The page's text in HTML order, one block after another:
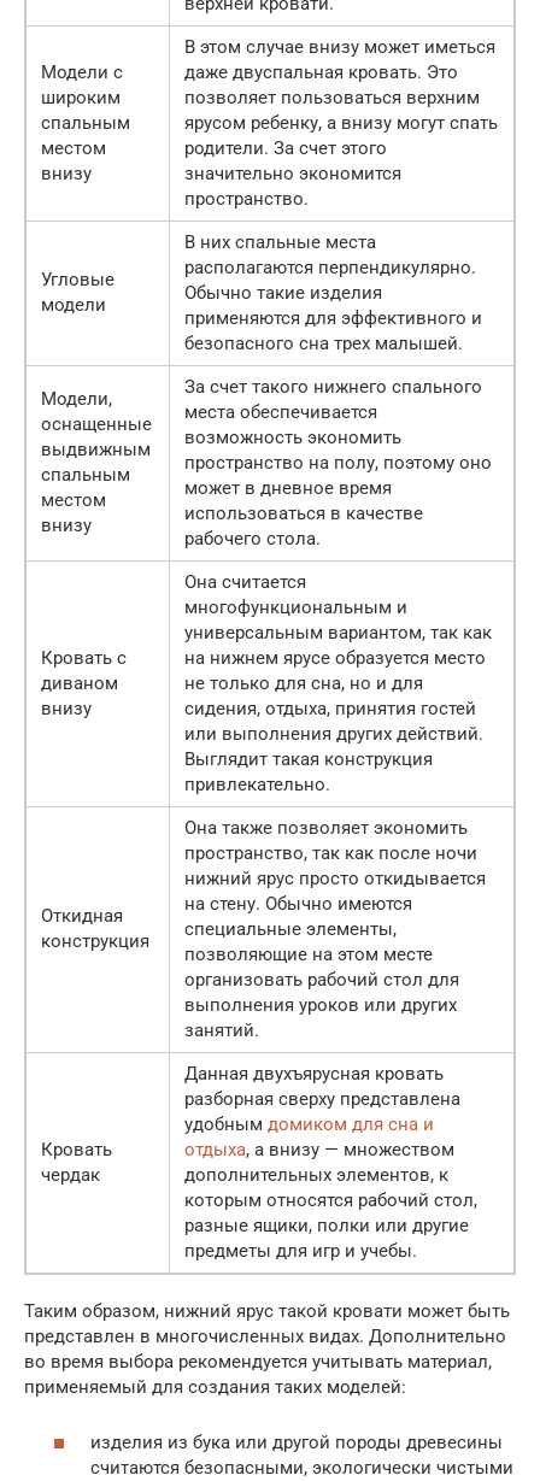
Модели с
широким
спальным
местом
внизу
В этом случае внизу может иметься
даже двуспальная кровать. Это
позволяет пользоваться верхним
ярусом ребенку, а внизу могут спать
родители. За счет этого
значительно экономится
пространство.
Угловые
модели
В них спальные места
располагаются перпендикулярно.
Обычно такие изделия
применяются для эффективного и
безопасного сна трех малышей.
Модели,
оснащенные
выдвижным
спальным
местом
внизу
За счет такого нижнего спального
места обеспечивается
возможность экономить
пространство на полу, поэтому оно
может в дневное время
использоваться в качестве
рабочего стола.
Кровать с
диваном
внизу
Она считается
многофункциональным и
универсальным вариантом, так как
на нижнем ярусе образуется место
не только для сна, но и для
сидения, отдыха, принятия гостей
или выполнения других действий.
Выглядит такая конструкция
привлекательно.
Откидная
конструкция
Она также позволяет экономить
пространство, так как после ночи
нижний ярус просто откидывается
на стену. Обычно имеются
специальные элементы,
позволяющие на этом месте
организовать рабочий стол для
выполнения уроков или других
занятий.
Кровать
чердак
Данная двухъярусная кровать
разборная сверху представлена
удобным домиком для сна и
отдыха, а внизу — множеством
дополнительных элементов, к
которым относятся рабочий стол,
разные ящики, полки или другие
предметы для игр и учебы.
Таким образом, нижний ярус такой кровати может быть
представлен в многочисленных видах. Дополнительно
во время выбора рекомендуется учитывать материал,
применяемый для создания таких моделей:
изделия из бука или другой породы древесины
считаются безопасными, экологически чистыми